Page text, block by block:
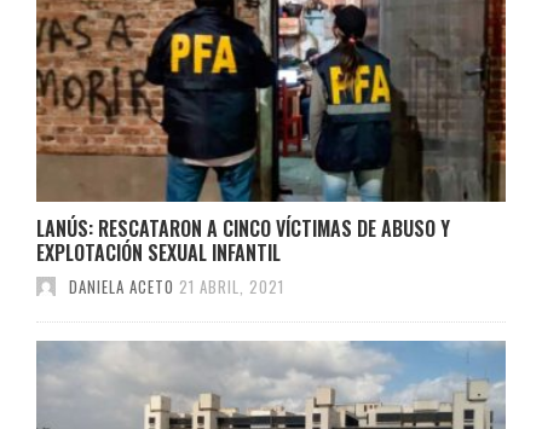
LANÚS: RESCATARON A CINCO VÍCTIMAS DE ABUSO Y
EXPLOTACIÓN SEXUAL INFANTIL
DANIELA ACETO 21 ABRIL, 2021